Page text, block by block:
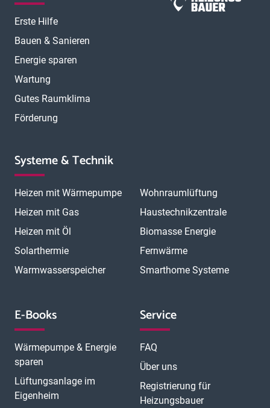
Erste Hilfe
Bauen & Sanieren
Energie sparen
Wartung
Gutes Raumklima
Förderung
Systeme & Technik
Heizen mit Wärmepumpe
Heizen mit Gas
Heizen mit Öl
Solarthermie
Warmwasserspeicher
Wohnraumlüftung
Haustechnikzentrale
Biomasse Energie
Fernwärme
Smarthome Systeme
E-Books
Wärmepumpe & Energie
sparen
Lüftungsanlage im
Eigenheim
Service
FAQ
Über uns
Registrierung für
Heizungsbauer